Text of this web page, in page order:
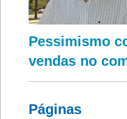
Pessimismo
vendas no
Páginas